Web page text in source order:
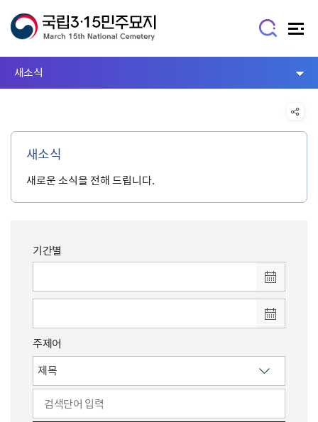
새소식
새소식
새로운 소식을 전해 드립니다.
기간별
주제어